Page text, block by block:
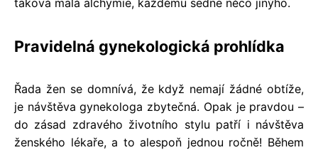
Pravidelná gynekologická prohlídka
Řada žen se domnívá, že když nemají žádné obtíže,
je návštěva gynekologa zbytečná. Opak je pravdou –
do zásad zdravého životního stylu patří i návštěva
ženského lékaře, a to alespoň jednou ročně! Během